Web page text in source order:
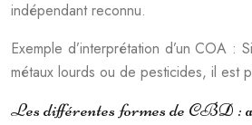
indépendant reconnu.
Exemple d’interprétation d’un COA
métaux lourds ou de pesticides, il est
Les différentes formes de CBD :